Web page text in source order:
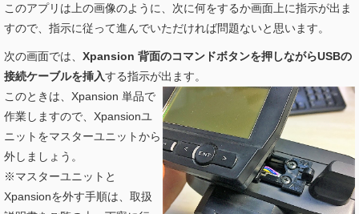
このアプリは上の画像のように、次に何をするか画面上に指示が出ま
すので、指示に従って進んでいただければ問題ないと思います。
次の画面では、 Xpansion 背面のコマンドボタンを押しながらUSBの
接続ケーブルを挿入する指示が出ます。
このときは、Xpansion 単品で
作業しますので、Xpansionユ
ニットをマスターユニットから
外しましょう。
※マスターユニットと
Xpansionを外す手順は、取扱